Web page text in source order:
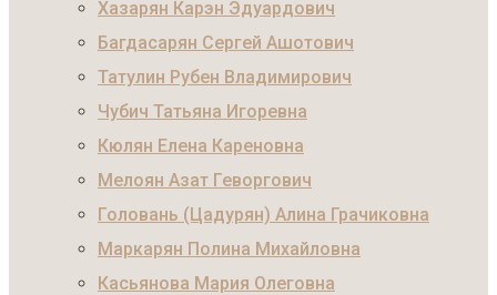
Хазарян Карэн Эдуардович
Багдасарян Сергей Ашотович
Татулин Рубен Владимирович
Чубич Татьяна Игоревна
Кюлян Елена Кареновна
Мелоян Азат Геворгович
Головань (Цадурян) Алина Грачиковна
Маркарян Полина Михайловна
Касьянова Мария Олеговна